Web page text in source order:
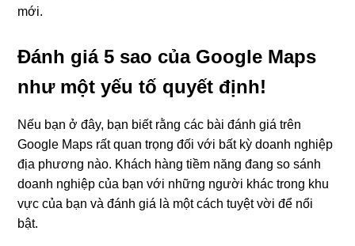
mới.
Đánh giá 5 sao của Google Maps
như một yếu tố quyết định!
Nếu bạn ở đây, bạn biết rằng các bài đánh giá trên
Google Maps rất quan trọng đối với bất kỳ doanh nghiệp
địa phương nào. Khách hàng tiềm năng đang so sánh
doanh nghiệp của bạn với những người khác trong khu
vực của bạn và đánh giá là một cách tuyệt vời để nổi
bật.